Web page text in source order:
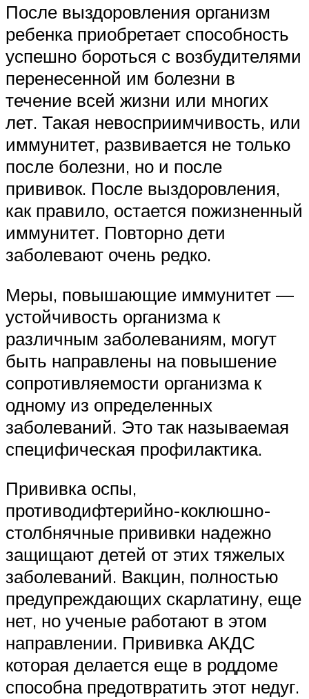
После выздоровления организм
ребенка приобретает способность
успешно бороться с возбудителями
перенесенной им болезни в
течение всей жизни или многих
лет. Такая невосприимчивость, или
иммунитет, развивается не только
после болезни, но и после
прививок. После выздоровления,
как правило, остается пожизненный
иммунитет. Повторно дети
заболевают очень редко.
Меры, повышающие иммунитет —
устойчивость организма к
различным заболеваниям, могут
быть направлены на повышение
сопротивляемости организма к
одному из определенных
заболеваний. Это так называемая
специфическая профилактика.
Прививка оспы,
противодифтерийно-коклюшно-
столбнячные прививки надежно
защищают детей от этих тяжелых
заболеваний. Вакцин, полностью
предупреждающих скарлатину, еще
нет, но ученые работают в этом
направлении. Прививка АКДС
которая делается еще в роддоме
способна предотвратить этот недуг.